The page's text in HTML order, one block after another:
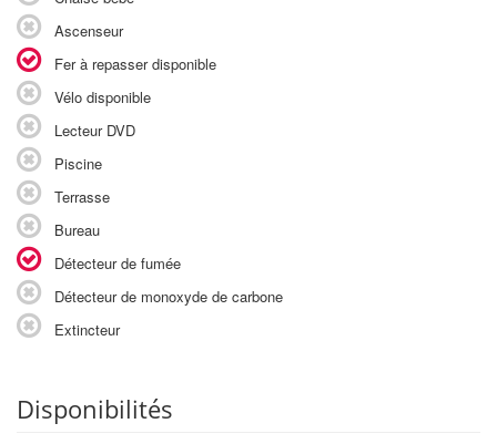
Ascenseur
Fer à repasser disponible
Vélo disponible
Lecteur DVD
Piscine
Terrasse
Bureau
Détecteur de fumée
Détecteur de monoxyde de carbone
Extincteur
Disponibilités